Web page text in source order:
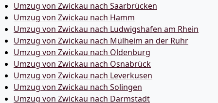
Umzug von Zwickau nach Saarbrücken
Umzug von Zwickau nach Hamm
Umzug von Zwickau nach Ludwigshafen am Rhein
Umzug von Zwickau nach Mülheim an der Ruhr
Umzug von Zwickau nach Oldenburg
Umzug von Zwickau nach Osnabrück
Umzug von Zwickau nach Leverkusen
Umzug von Zwickau nach Solingen
Umzug von Zwickau nach Darmstadt